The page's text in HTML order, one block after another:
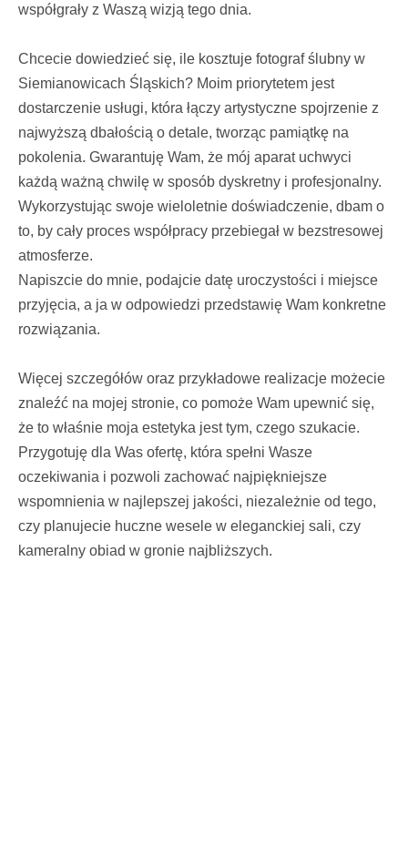
współgrały z Waszą wizją tego dnia.
Chcecie dowiedzieć się, ile kosztuje fotograf ślubny w
Siemianowicach Śląskich? Moim priorytetem jest
dostarczenie usługi, która łączy artystyczne spojrzenie z
najwyższą dbałością o detale, tworząc pamiątkę na
pokolenia. Gwarantuję Wam, że mój aparat uchwyci
każdą ważną chwilę w sposób dyskretny i profesjonalny.
Wykorzystując swoje wieloletnie doświadczenie, dbam o
to, by cały proces współpracy przebiegał w bezstresowej
atmosferze.
Napiszcie do mnie, podajcie datę uroczystości i miejsce
przyjęcia, a ja w odpowiedzi przedstawię Wam konkretne
rozwiązania.
Więcej szczegółów oraz przykładowe realizacje możecie
znaleźć na mojej stronie, co pomoże Wam upewnić się,
że to właśnie moja estetyka jest tym, czego szukacie.
Przygotuję dla Was ofertę, która spełni Wasze
oczekiwania i pozwoli zachować najpiękniejsze
wspomnienia w najlepszej jakości, niezależnie od tego,
czy planujecie huczne wesele w eleganckiej sali, czy
kameralny obiad w gronie najbliższych.